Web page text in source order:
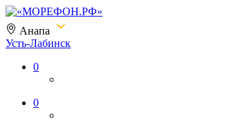
Анапа
Усть-Лабинск
«МОРЕФОН.РФ»
0
0